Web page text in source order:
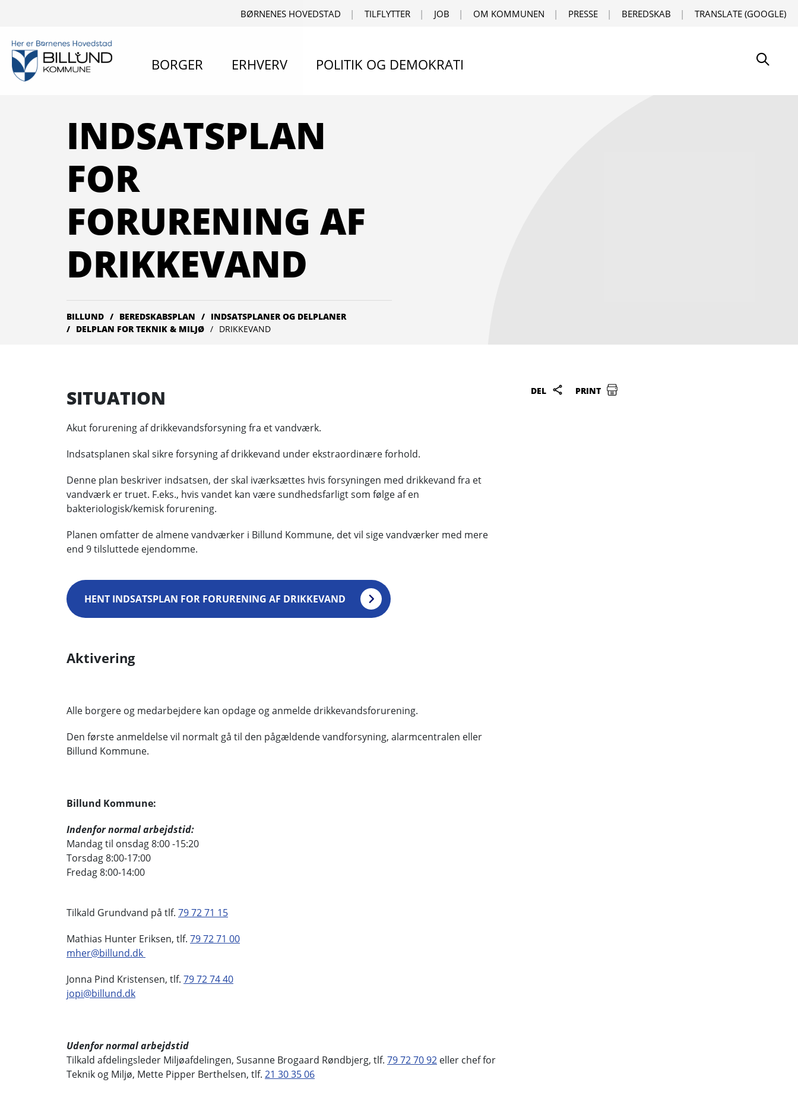
BØRNENES HOVEDSTAD TILFLYTTER JOB OM KOMMUNEN PRESSE BEREDSKAB TRANSLATE (GOOGLE)
BORGER ERHVERV POLITIK OG DEMOKRATI Søg
INDSATSPLAN
FOR
FORURENING AF
DRIKKEVAND
BILLUND BEREDSKABSPLAN
INDSATSPLANER OG DELPLANER
DELPLAN FOR TEKNIK & MILJØ
DRIKKEVAND
SITUATION
Akut forurening af drikkevandsforsyning fra et vandværk.
Indsatsplanen skal sikre forsyning af drikkevand under ekstraordinære forhold.
Denne plan beskriver indsatsen, der skal iværksættes hvis forsyningen med drikkevand fra et
vandværk er truet. F.eks., hvis vandet kan være sundhedsfarligt som følge af en
bakteriologisk/kemisk forurening.
Planen omfatter de almene vandværker i Billund Kommune, det vil sige vandværker med mere
end 9 tilsluttede ejendomme.
HENT INDSATSPLAN FOR FORURENING AF DRIKKEVAND
Aktivering
Alle borgere og medarbejdere kan opdage og anmelde drikkevandsforurening.
Den første anmeldelse vil normalt gå til den pågældende vandforsyning, alarmcentralen eller
Billund Kommune.
Billund Kommune:
Indenfor normal arbejdstid:
Mandag til onsdag 8:00 -15:20
Torsdag 8:00-17:00
Fredag 8:00-14:00
Tilkald Grundvand på tlf. 79 72 71 15
Mathias Hunter Eriksen, tlf. 79 72 71 00
mher@billund.dk
Jonna Pind Kristensen, tlf. 79 72 74 40
jopi@billund.dk
Udenfor normal arbejdstid
Tilkald afdelingsleder Miljøafdelingen, Susanne Brogaard Røndbjerg, tlf. 79 72 70 92 eller chef for
Teknik og Miljø, Mette Pipper Berthelsen, tlf. 21 30 35 06
DEL PRINT